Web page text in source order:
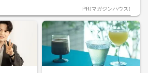
PR(マガジンハウス)